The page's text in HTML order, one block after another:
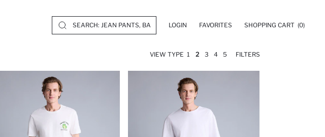
LOGIN FAVORITES SHOPPING CART (0)
VIEW TYPE 1 2 3 4 5 FILTERS